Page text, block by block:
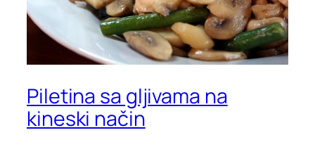
Piletina sa gljivama na
kineski način